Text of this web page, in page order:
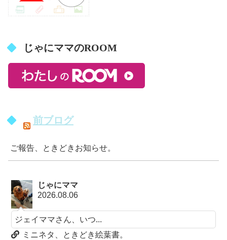
じゃにママのROOM
前ブログ
ご報告、ときどきお知らせ。
じゃにママ
2026.08.06
ジェイママさん、いつ...
ミニネタ、ときどき絵葉書。